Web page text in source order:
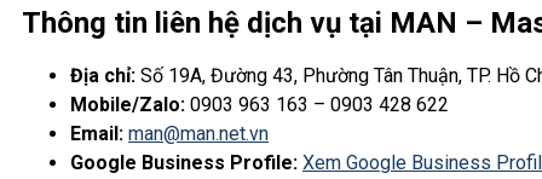
Thông tin liên hệ dịch vụ tại MAN –
Địa chỉ: Số 19A, Đường 43, Phường Tân Thuận, TP. Hồ
Mobile/Zalo: 0903 963 163 – 0903 428 622
Email: man@man.net.vn
Google Business Profile: Xem Google Business